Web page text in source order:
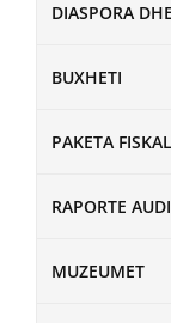
DIASPORA
BUXHETI
PAKETA
RAPORTE
MUZEUMET